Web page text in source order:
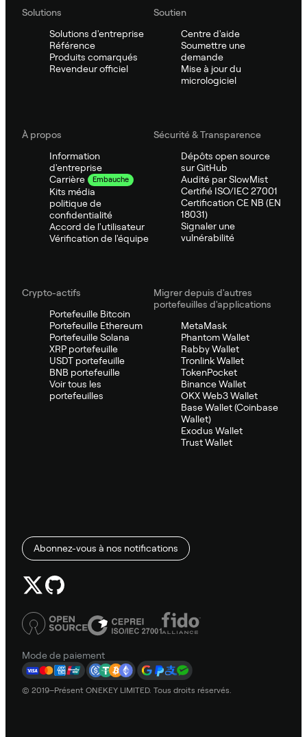
Solutions
Solutions d'entreprise
Référence
Produits comarqués
Revendeur officiel
Soutien
Centre d'aide
Soumettre une
demande
Mise à jour du
micrologiciel
À propos
Information
d'entreprise
Carrière
Embauche
Kits média
politique de
confidentialité
Accord de l'utilisateur
Vérification de l'équipe
Sécurité & Transparence
Dépôts open source
sur GitHub
Audité par SlowMist
Certifié ISO/IEC 27001
Certification CE NB (EN
18031)
Signaler une
vulnérabilité
Crypto-actifs
Portefeuille Bitcoin
Portefeuille Ethereum
Portefeuille Solana
XRP portefeuille
USDT portefeuille
BNB portefeuille
Voir tous les
portefeuilles
Migrer depuis d'autres
portefeuilles d'applications
MetaMask
Phantom Wallet
Rabby Wallet
Tronlink Wallet
TokenPocket
Binance Wallet
OKX Web3 Wallet
Base Wallet (Coinbase
Wallet)
Exodus Wallet
Trust Wallet
Abonnez-vous à nos notifications
Mode de paiement
© 2019–Présent ONEKEY LIMITED. Tous droits réservés.